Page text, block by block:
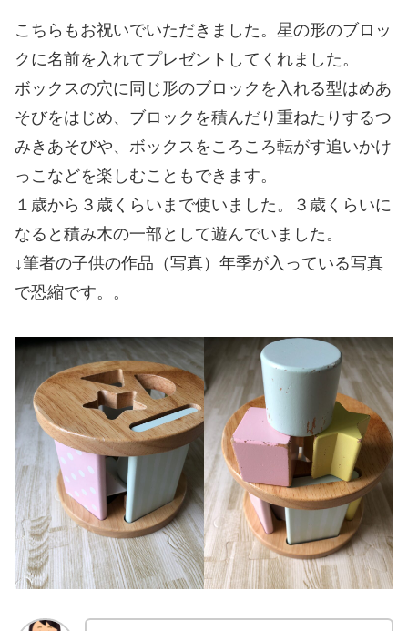
こちらもお祝いでいただきました。星の形のブロッ
クに名前を入れてプレゼントしてくれました。
ボックスの穴に同じ形のブロックを入れる型はめあ
そびをはじめ、ブロックを積んだり重ねたりするつ
みきあそびや、ボックスをころころ転がす追いかけ
っこなどを楽しむこともできます。
１歳から３歳くらいまで使いました。３歳くらいに
なると積み木の一部として遊んでいました。
↓筆者の子供の作品（写真）年季が入っている写真
で恐縮です。。